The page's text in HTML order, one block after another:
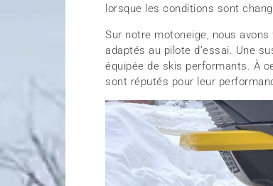
lorsque les conditions sont
Sur notre motoneige, nous
adaptés au pilote d’essai. Une
équipée de skis performants. À
sont réputés pour leur